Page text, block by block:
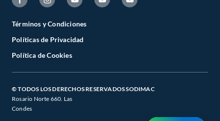
Términos y Condiciones
Políticas de Privacidad
Política de Cookies
© TODOS LOS DERECHOS RESERVADOS SODIMAC
Rosario Norte 660. Las
Condes